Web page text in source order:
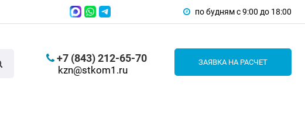
по будням с 9:00 до 18:00
+7 (843) 212-65-70
kzn@stkom1.ru
ЗАЯВКА НА РАСЧЕТ